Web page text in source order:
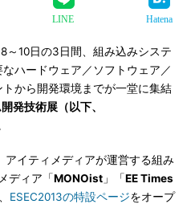
LINE Hatena
10日の3日間、組み込みシステ
なハードウェア／ソフトウェア／
トから開発環境までが一堂に集結
発技術展（以下、
イティメディアが運営する組み
ディア「MONOist 」「EE Times
ESEC2013の特設ページをオープ